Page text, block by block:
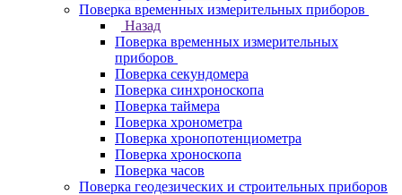
Поверка временных измерительных приборов
Назад
Поверка временных измерительных
приборов
Поверка секундомера
Поверка синхроноскопа
Поверка таймера
Поверка хронометра
Поверка хронопотенциометра
Поверка хроноскопа
Поверка часов
Поверка геодезических и строительных приборов